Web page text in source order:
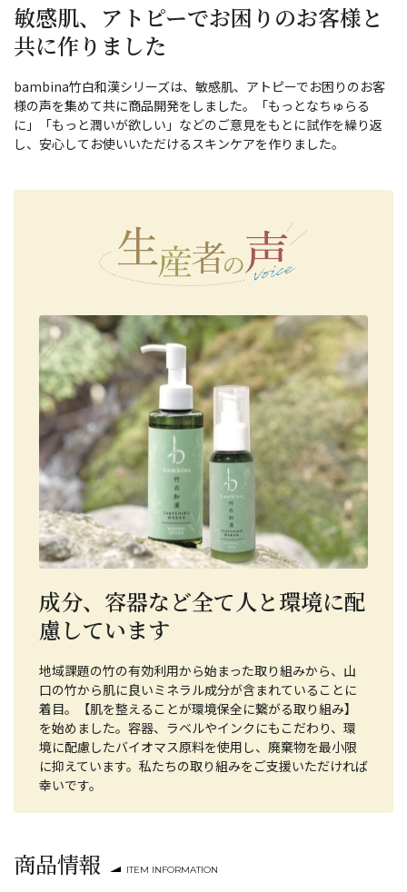
敏感肌、アトピーでお困りのお客様と
共に作りました
bambina竹白和漢シリーズは、敏感肌、アトピーでお困りのお客
様の声を集めて共に商品開発をしました。「もっとなちゅらる
に」「もっと潤いが欲しい」などのご意見をもとに試作を繰り返
し、安心してお使いいただけるスキンケアを作りました。
成分、容器など全て人と環境に配
慮しています
地域課題の竹の有効利用から始まった取り組みから、山
口の竹から肌に良いミネラル成分が含まれていることに
着目。【肌を整えることが環境保全に繋がる取り組み】
を始めました。容器、ラベルやインクにもこだわり、環
境に配慮したバイオマス原料を使用し、廃棄物を最小限
に抑えています。私たちの取り組みをご支援いただければ
幸いです。
商品情報 ITEM INFORMATION